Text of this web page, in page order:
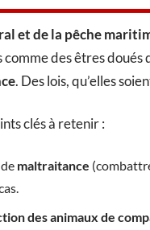
et de la pêche
comme des êtres
. Des lois, qu’elles
clés à retenir :
maltraitance
des animaux de